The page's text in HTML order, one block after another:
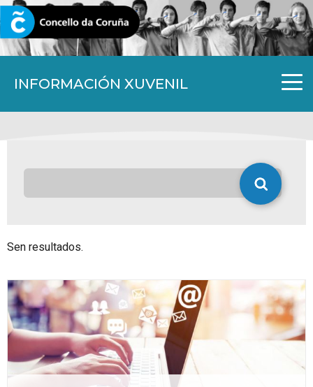
INFORMACIÓN XUVENIL
CORUNA.GAL
Sen resultados.